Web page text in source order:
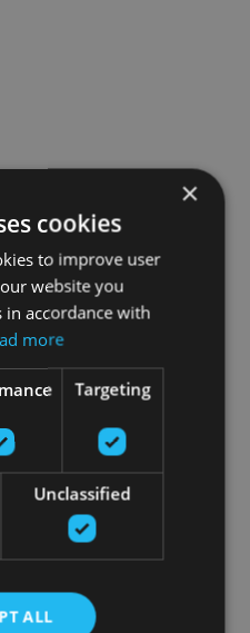
×
cookies
to improve user
website you
in accordance with
more
Targeting
Unclassified
ALL